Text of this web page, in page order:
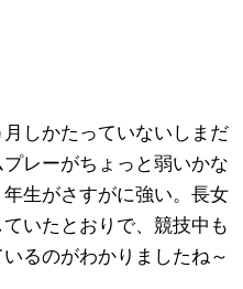
しかたっていないしまだ
レーがちょっと弱いかな
生がさすがに強い。長女
いたとおりで、競技中も
るのがわかりましたね～